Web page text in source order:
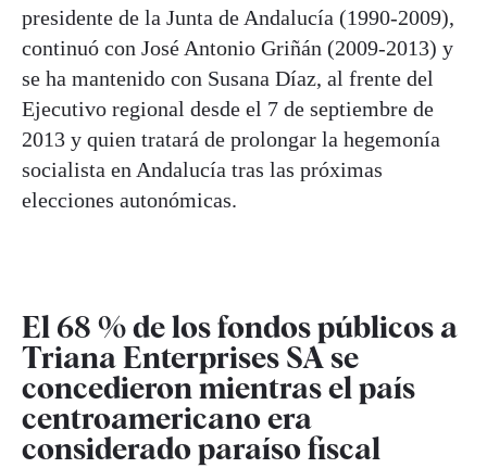
presidente de la Junta de Andalucía (1990-2009),
continuó con José Antonio Griñán (2009-2013) y
se ha mantenido con Susana Díaz, al frente del
Ejecutivo regional desde el 7 de septiembre de
2013 y quien tratará de prolongar la hegemonía
socialista en Andalucía tras las próximas
elecciones autonómicas.
El 68 % de los fondos públicos a
Triana Enterprises SA se
concedieron mientras el país
centroamericano era
considerado paraíso fiscal